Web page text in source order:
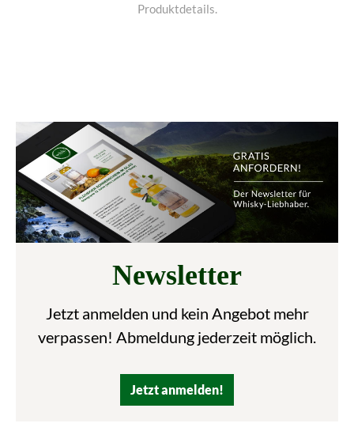
Produktdetails.
Newsletter
Jetzt anmelden und kein Angebot mehr
verpassen! Abmeldung jederzeit möglich.
Jetzt anmelden!